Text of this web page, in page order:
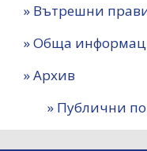
» Вътрешни
» Обща
» Архив
» Публични